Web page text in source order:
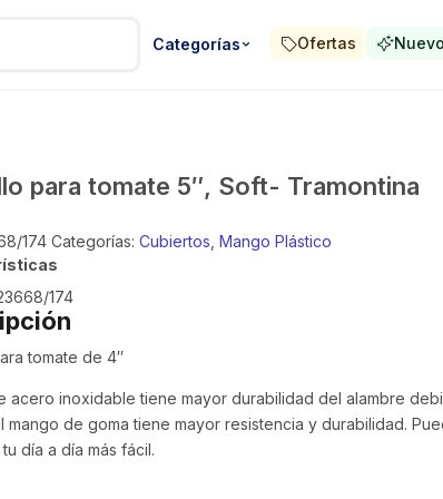
Ofertas
Categorías
para tomate 5″, Soft- Tramontina
174 Categorías: Cubiertos Mango Plástico
174
tomate de 4″
acero inoxidable tiene mayor durabilidad del alambre
mango de goma tiene mayor resistencia y durabilidad.
día a día más fácil.